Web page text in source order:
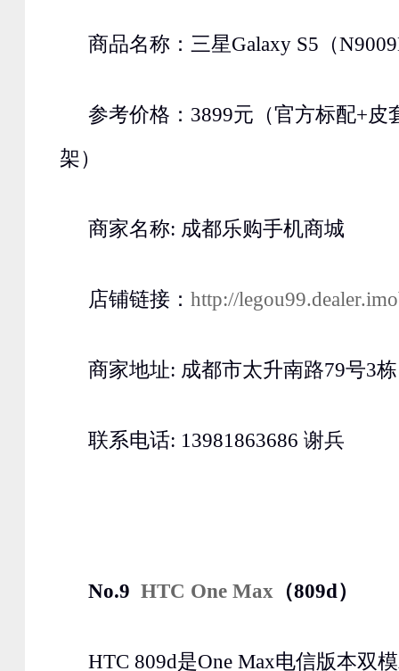
商品名称：三星Galaxy S5（
参考价格：3899元（官方标配+皮
架）
商家名称: 成都乐购手机商城
店铺链接： http://
商家地址: 成都市太升南路79号3
联系电话: 13981863686 谢兵
No.9 HTC One Max （809d）
HTC 809d是One Max电信版本双